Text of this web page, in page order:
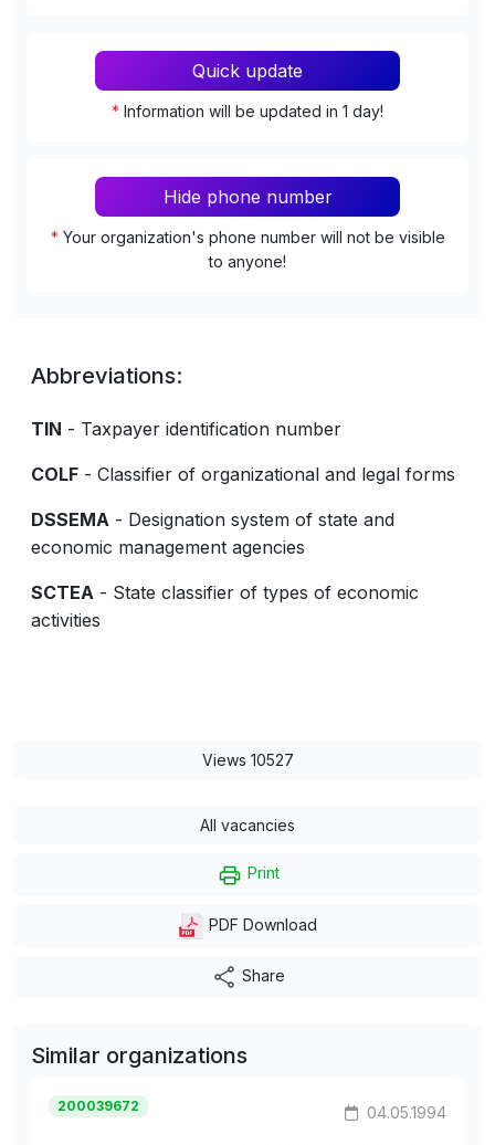
Quick update
* Information will be updated in 1 day!
Hide phone number
* Your organization's phone number will not be visible
to anyone!
Abbreviations:
TIN - Taxpayer identification number
COLF - Classifier of organizational and legal forms
DSSEMA - Designation system of state and
economic management agencies
SCTEA - State classifier of types of economic
activities
Views 10527
All vacancies
Print
PDF Download
Share
Similar organizations
200039672 04.05.1994